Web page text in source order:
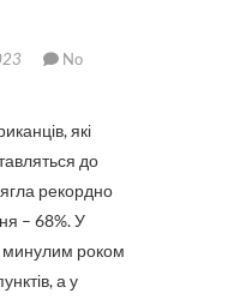
No
до
рекордно
– 68%. У
минулим роком
а у